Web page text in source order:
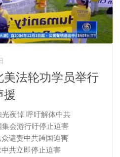
美法轮功学员举行
援
夜悼 呼吁解体中共
会游行吁停止迫害
谴责中共跨国迫害
共立即停止迫害